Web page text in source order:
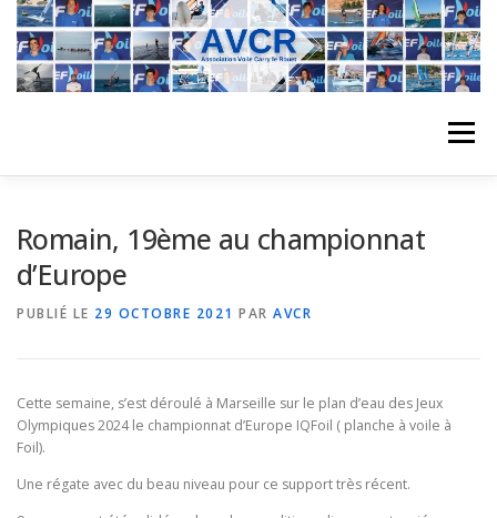
Aller
contenu
Menu
Romain, 19ème au championnat
d’Europe
PUBLIÉ LE 29 OCTOBRE 2021 PAR AVCR
Cette semaine, s’est déroulé à Marseille sur le plan d’eau des Jeux
Olympiques 2024 le championnat d’Europe IQFoil ( planche à voile à
Foil).
Une régate avec du beau niveau pour ce support très récent.